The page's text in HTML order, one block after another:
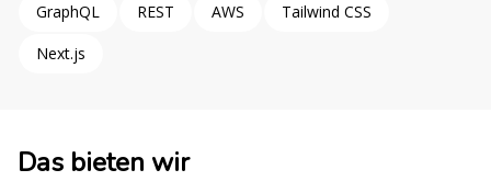
GraphQL
REST AWS
Tailwind CSS
Next.js
Das bieten wir